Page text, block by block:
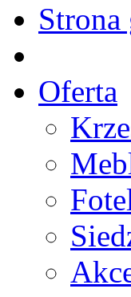
Strona
Oferta